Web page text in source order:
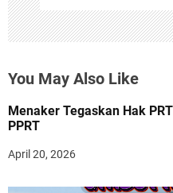
You May Also Like
Menaker Tegaskan Hak
PPRT
April 20, 2026